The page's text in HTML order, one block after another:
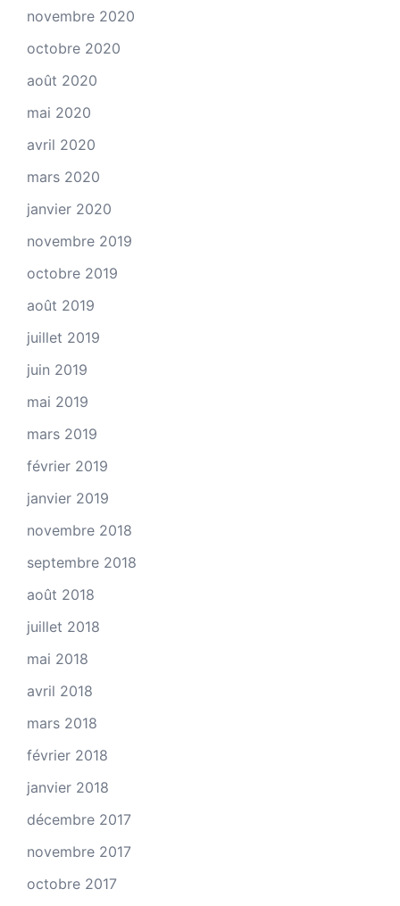
novembre 2020
octobre 2020
août 2020
mai 2020
avril 2020
mars 2020
janvier 2020
novembre 2019
octobre 2019
août 2019
juillet 2019
juin 2019
mai 2019
mars 2019
février 2019
janvier 2019
novembre 2018
septembre 2018
août 2018
juillet 2018
mai 2018
avril 2018
mars 2018
février 2018
janvier 2018
décembre 2017
novembre 2017
octobre 2017